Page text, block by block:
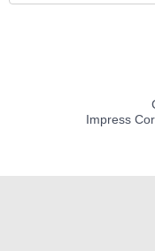
Impress